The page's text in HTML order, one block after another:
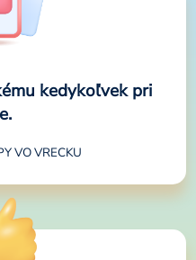
kedykoľvek pri
VO VRECKU